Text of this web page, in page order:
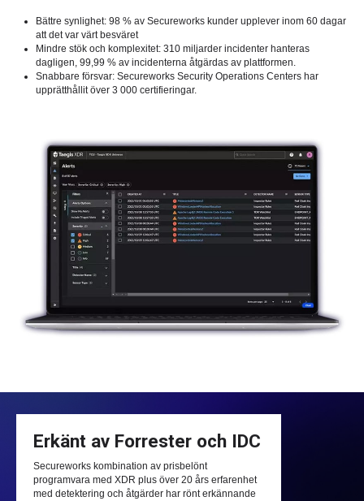
Bättre synlighet: 98 % av Secureworks kunder upplever inom 60 dagar
att det var värt besväret
Mindre stök och komplexitet: 310 miljarder incidenter hanteras
dagligen, 99,99 % av incidenterna åtgärdas av plattformen.
Snabbare försvar: Secureworks Security Operations Centers har
upprätthållit över 3 000 certifieringar.
Erkänt av Forrester och IDC
Secureworks kombination av prisbelönt
programvara med XDR plus över 20 års erfarenhet
med detektering och åtgärder har rönt erkännande